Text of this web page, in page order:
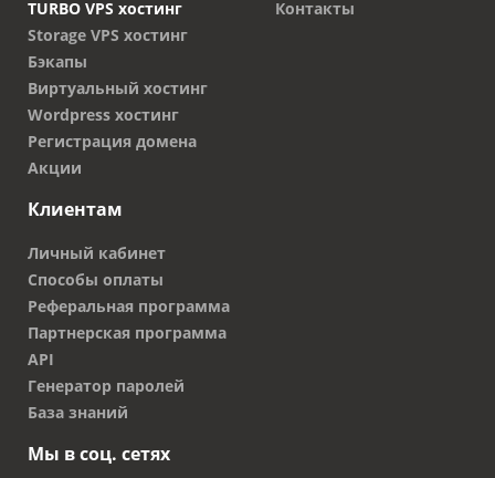
решаемыми, а ваша команда может
сосредоточиться на достижении новых высот!
TURBO VPS хостинг
Storage VPS хостинг
Бэкапы
Виртуальный хостинг
Wordpress хостинг
Регистрация домена
Акции
Контакты
Клиентам
Личный кабинет
Способы оплаты
Реферальная программа
Партнерская программа
API
Генератор паролей
База знаний
Мы в соц. сетях